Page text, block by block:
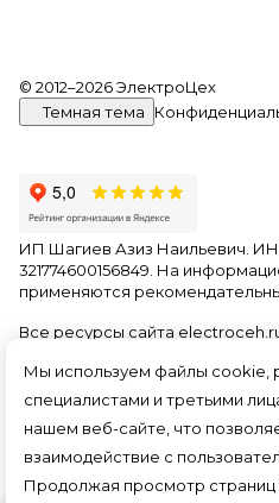
Мы используем файлы cookie,
специалистами и третьими
нашем веб-сайте, что
взаимодействие с
Продолжая просмотр страниц
© 2012–2026 ЭлектроЦех
Темная тема
ИП Шагиев Азиз Наильевич.
321774600156849. На
применяются
Все ресурсы сайта
и видео информацию,
страниц, доменное имя,
являются объектами
интеллектуальную
законодательством и
охране авторских прав.Читать